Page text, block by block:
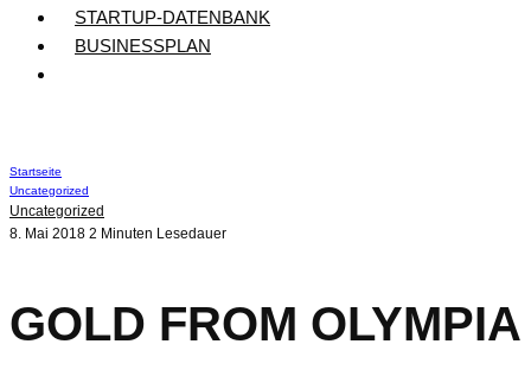
STARTUP-DATENBANK
BUSINESSPLAN
Startseite
Uncategorized
Uncategorized
8. Mai 2018 2 Minuten Lesedauer
GOLD FROM OLYMPIA